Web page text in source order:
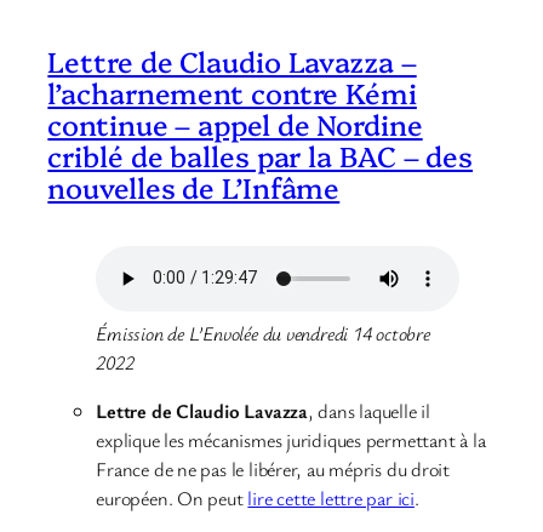
Lettre de Claudio Lavazza –
l’acharnement contre Kémi
continue – appel de Nordine
criblé de balles par la BAC – des
nouvelles de L’Infâme
Émission de L’Envolée du vendredi 14 octobre
2022
Lettre de Claudio Lavazza, dans laquelle il
explique les mécanismes juridiques permettant à la
France de ne pas le libérer, au mépris du droit
européen. On peutlire cette lettre par ici.